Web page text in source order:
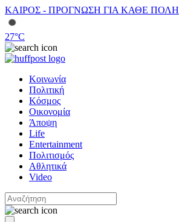
ΚΑΙΡΟΣ - ΠΡΟΓΝΩΣΗ ΓΙΑ ΚΑΘΕ ΠΟΛΗ
27°C
Κοινωνία
Πολιτική
Κόσμος
Οικονομία
Άποψη
Life
Entertainment
Πολιτισμός
Αθλητικά
Video